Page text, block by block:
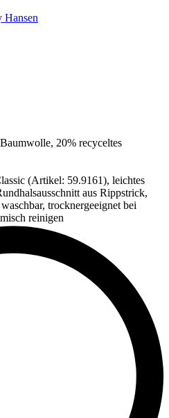
Hansen
20% recyceltes
(Artikel: 59.9161), leichtes
aus Rippstrick,
trocknergeeignet bei
reinigen